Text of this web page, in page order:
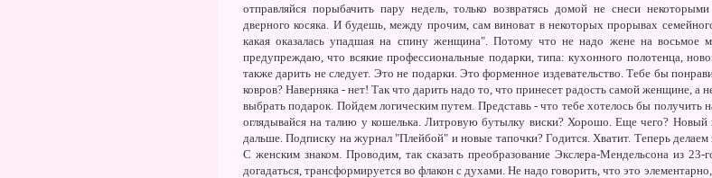
отправляйся порыбачить пару недель, только возвратясь домой не снеси
дверного косяка. И будешь, между прочим, сам виноват в некоторых прорывах
какая оказалась упадшая на спину женщина". Потому что не надо жене на восьмое
предупреждаю, что всякие профессиональные подарки, типа: кухонного полотенца,
также дарить не следует. Это не подарки. Это форменное издевательство. Тебе бы
ковров? Наверняка - нет! Так что дарить надо то, что принесет радость самой женщине, а
выбрать подарок. Пойдем логическим путем. Представь - что тебе хотелось бы получить
оглядывайся на талию у кошелька. Литровую бутылку виски? Хорошо. Еще чего?
дальше. Подписку на журнал "Плейбой" и новые тапочки? Годится. Хватит. Теперь
С женским знаком. Проводим, так сказать преобразование Экслера-Мендельсона из
догадаться, трансформируется во флакон с духами. Не надо говорить, что это